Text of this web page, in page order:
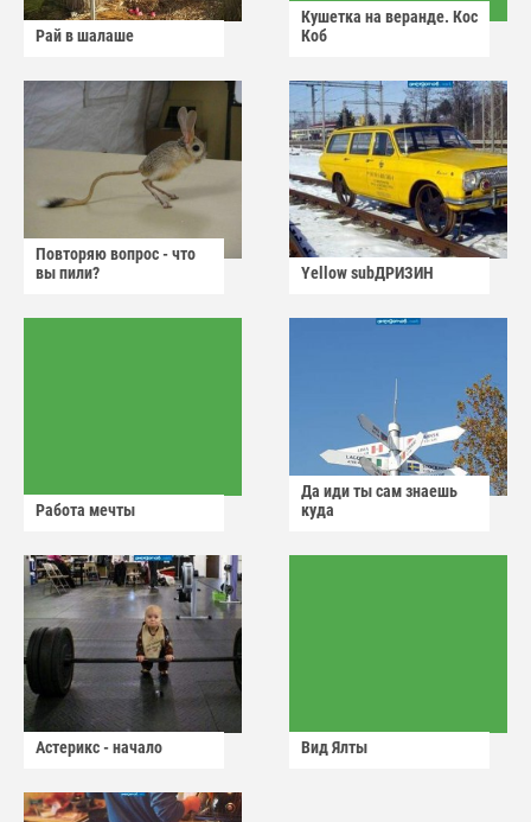
Рай в шалаше
Кушетка на веранде. Кос
Коб
Повторяю вопрос - что
вы пили?
Yellow subДРИЗИН
Работа мечты
Да иди ты сам знаешь
куда
Астерикс - начало Вид Ялты